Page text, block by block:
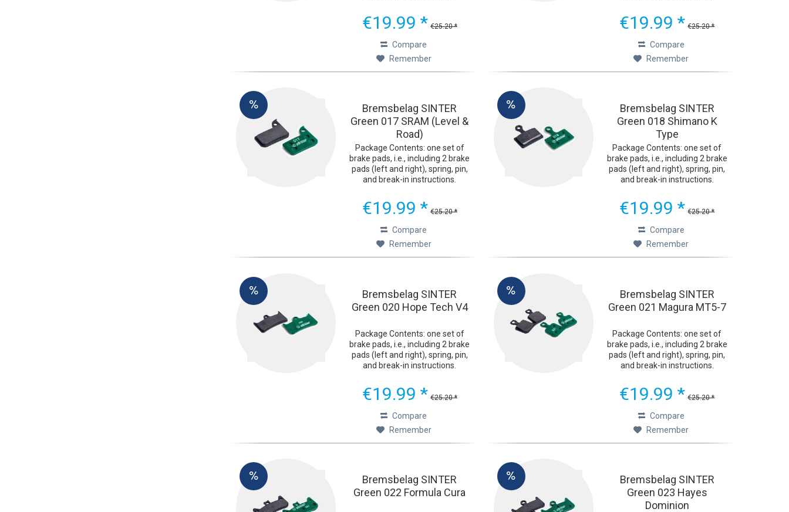
The green Sinter 2032 bicycle
brake pads were developed with
€19.99 * €25.20 *
Compare
Remember
The green Sinter 2032 bicycle
brake pads were developed with
€19.99 * €25.20 *
Compare
Remember
Bremsbelag SINTER
Green 017 SRAM (Level &
Road)
Package Contents: one set of
brake pads, i.e., including 2 brake
pads (left and right), spring, pin,
and break-in instructions.
The green Sinter 2032 bicycle
brake pads were developed with
€19.99 * €25.20 *
Compare
Remember
Bremsbelag SINTER
Green 018 Shimano K
Type
Package Contents: one set of
brake pads, i.e., including 2 brake
pads (left and right), spring, pin,
and break-in instructions.
The green Sinter 2032 bicycle
brake pads were developed with
€19.99 * €25.20 *
Compare
Remember
Bremsbelag SINTER
Green 020 Hope Tech V4
Package Contents: one set of
brake pads, i.e., including 2 brake
pads (left and right), spring, pin,
and break-in instructions.
The green Sinter 2032 bicycle
brake pads were developed with
€19.99 * €25.20 *
Compare
Remember
Bremsbelag SINTER
Green 021 Magura MT5-7
Package Contents: one set of
brake pads, i.e., including 2 brake
pads (left and right), spring, pin,
and break-in instructions.
The green Sinter 2032 bicycle
brake pads were developed with
€19.99 * €25.20 *
Compare
Remember
Bremsbelag SINTER
Green 022 Formula Cura
Bremsbelag SINTER
Green 023 Hayes
Dominion